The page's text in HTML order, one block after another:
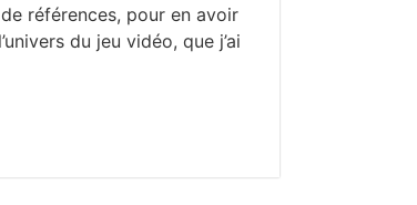
références, pour en avoir
du jeu vidéo, que j’ai